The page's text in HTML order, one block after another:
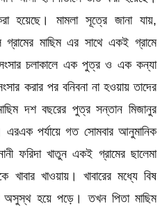
হয়েছে। মামলা সূত্রে জানা যায়,
মাছিম এর সাথে একই গ্রামে
চলাকালে এক পুত্র ও এক কন্যা
করার পর বনিবনা না হওয়ায় তাদের
দশ বছরের পুত্র সন্তান মিজানুর
পর্যায়ে গত সোমবার আনুমানিক
ফরিদা খাতুন একই গ্রামের ছালেমা
খাবার খাওয়ায়। খাবারের মধ্যে বিষ
অসুস্থ হয়ে পড়ে। তখন পিতা মাছিম